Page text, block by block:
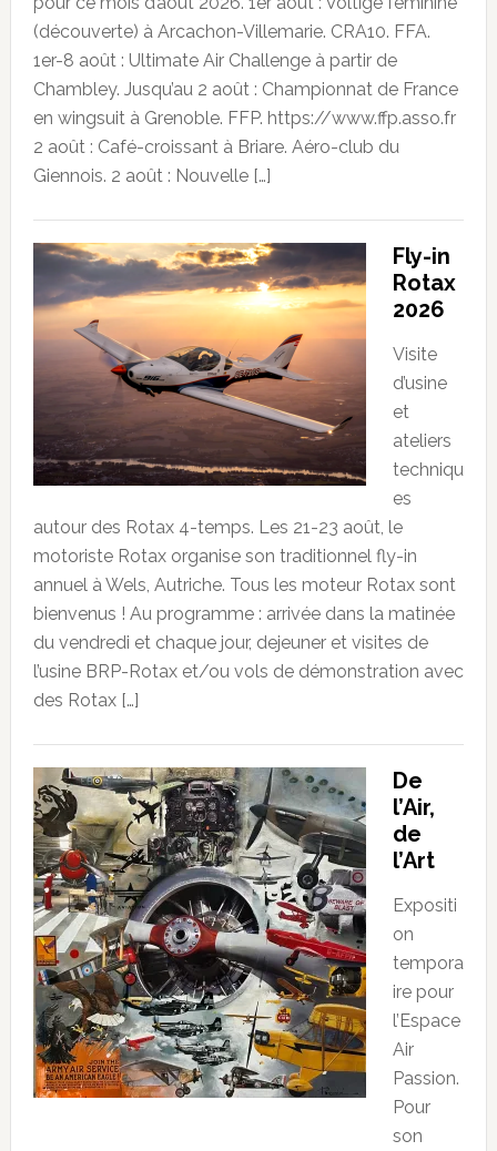
(découverte) à Arcachon-Villemarie. CRA10. FFA.
1er-8 août : Ultimate Air Challenge à partir de
Chambley. Jusqu’au 2 août : Championnat de France
en wingsuit à Grenoble. FFP. https://www.ffp.asso.fr
2 août : Café-croissant à Briare. Aéro-club du
Giennois. 2 août : Nouvelle […]
Fly-in
Rotax
2026
Visite
d’usine
et
ateliers
techniqu
es
autour des Rotax 4-temps. Les 21-23 août, le
motoriste Rotax organise son traditionnel fly-in
annuel à Wels, Autriche. Tous les moteur Rotax sont
bienvenus ! Au programme : arrivée dans la matinée
du vendredi et chaque jour, dejeuner et visites de
l’usine BRP-Rotax et/ou vols de démonstration avec
des Rotax […]
De
l’Air,
de
l’Art
Expositi
on
tempora
ire pour
l’Espace
Air
Passion.
Pour
son